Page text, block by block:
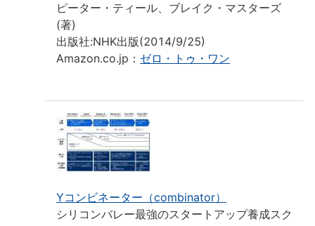
ピーター・ティール、ブレイク・マスターズ
(著)
出版社:NHK出版(2014/9/25)
Amazon.co.jp： ゼロ・トゥ・ワン
Yコンビネーター（combinator）
シリコンバレー最強のスタートアップ養成スク